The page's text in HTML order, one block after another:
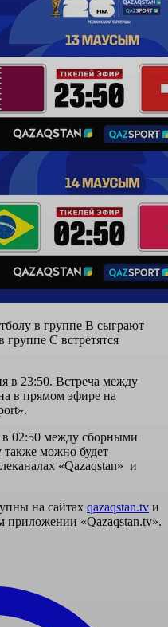
в группе B сыграют
C встретятся
в 23:50. Встреча между
в прямом эфире на
.
02:50 между сборными
также можно будет
«Qazaqstan» и
на сайтах qazaqstan.tv и
приложении «Qazaqstan.tv».